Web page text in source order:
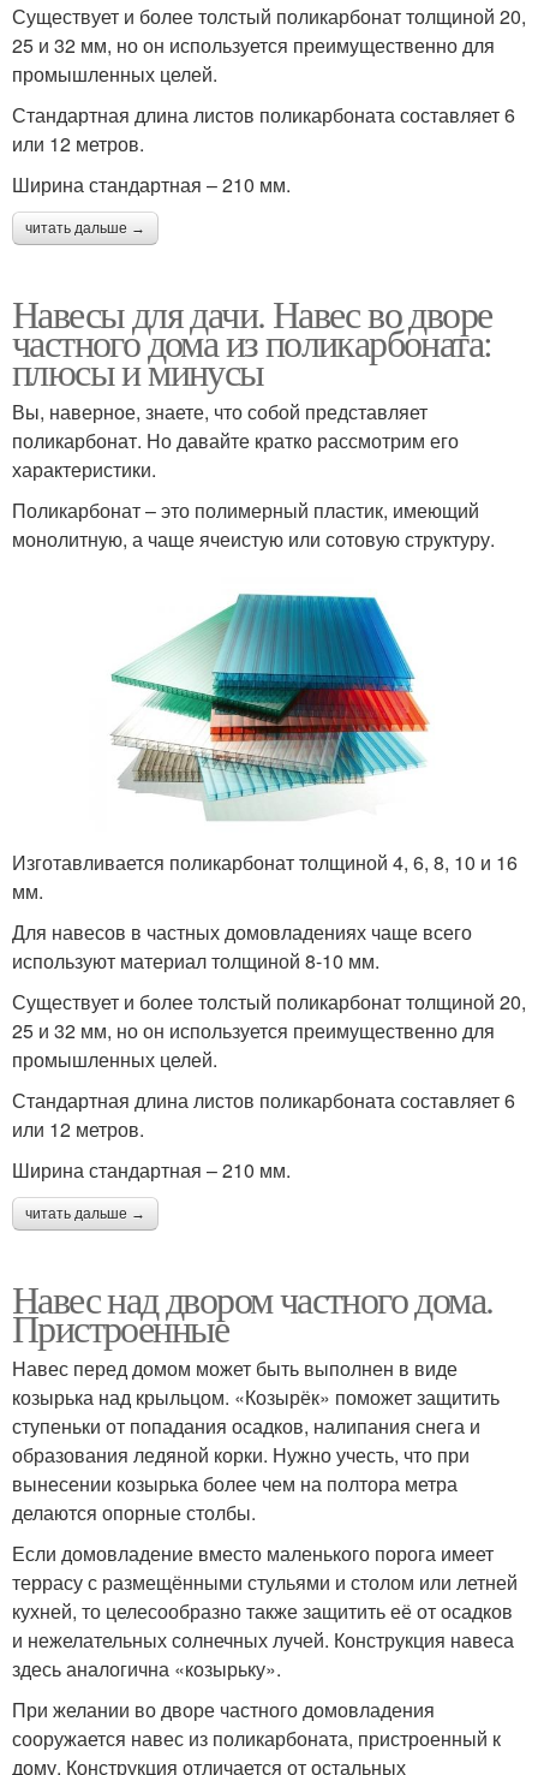
Существует и более толстый поликарбонат толщиной 20,
25 и 32 мм, но он используется преимущественно для
промышленных целей.
Стандартная длина листов поликарбоната составляет 6
или 12 метров.
Ширина стандартная – 210 мм.
читать дальше →
Навесы для дачи. Навес во дворе
частного дома из поликарбоната:
плюсы и минусы
Вы, наверное, знаете, что собой представляет
поликарбонат. Но давайте кратко рассмотрим его
характеристики.
Поликарбонат – это полимерный пластик, имеющий
монолитную, а чаще ячеистую или сотовую структуру.
Изготавливается поликарбонат толщиной 4, 6, 8, 10 и 16
мм.
Для навесов в частных домовладениях чаще всего
используют материал толщиной 8-10 мм.
Существует и более толстый поликарбонат толщиной 20,
25 и 32 мм, но он используется преимущественно для
промышленных целей.
Стандартная длина листов поликарбоната составляет 6
или 12 метров.
Ширина стандартная – 210 мм.
читать дальше →
Навес над двором частного дома.
Пристроенные
Навес перед домом может быть выполнен в виде
козырька над крыльцом. «Козырёк» поможет защитить
ступеньки от попадания осадков, налипания снега и
образования ледяной корки. Нужно учесть, что при
вынесении козырька более чем на полтора метра
делаются опорные столбы.
Если домовладение вместо маленького порога имеет
террасу с размещёнными стульями и столом или летней
кухней, то целесообразно также защитить её от осадков
и нежелательных солнечных лучей. Конструкция навеса
здесь аналогична «козырьку».
При желании во дворе частного домовладения
сооружается навес из поликарбоната, пристроенный к
дому. Конструкция отличается от остальных